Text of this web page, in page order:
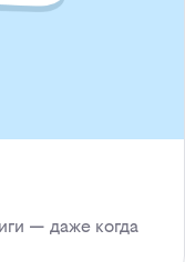
— даже когда